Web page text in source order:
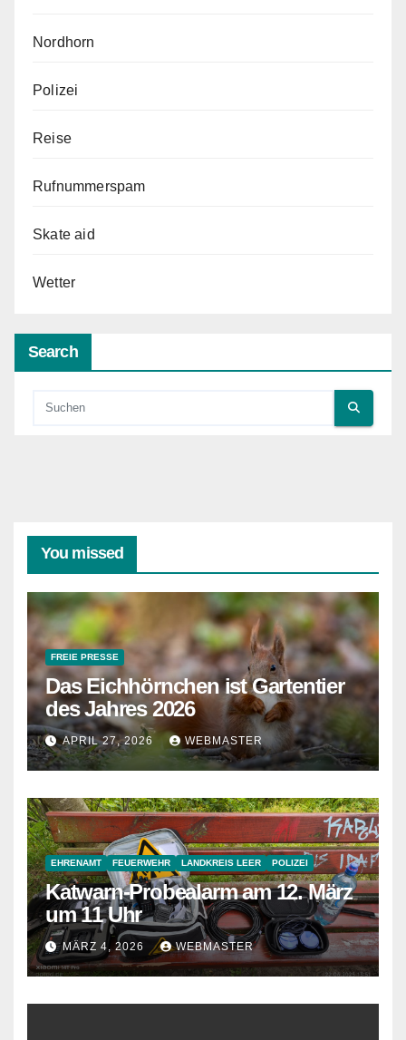
Nordhorn
Polizei
Reise
Rufnummerspam
Skate aid
Wetter
Search
You missed
FREIE PRESSE
Das Eichhörnchen ist Gartentier
des Jahres 2026
APRIL 27, 2026 WEBMASTER
EHRENAMT FEUERWEHR LANDKREIS LEER POLIZEI
Katwarn-Probealarm am 12. März
um 11 Uhr
MÄRZ 4, 2026 WEBMASTER